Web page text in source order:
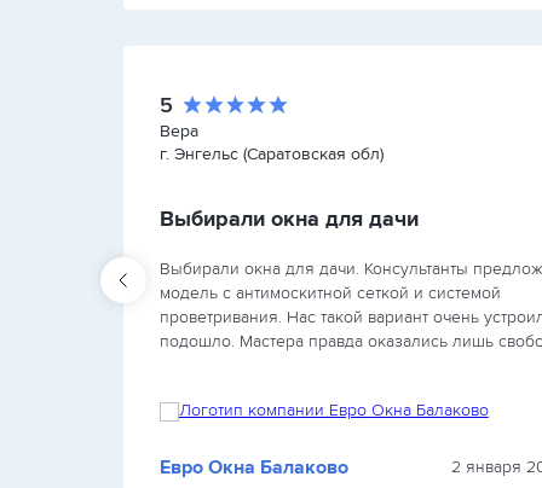
5
Вера
г. Энгельс (Саратовская обл)
Выбирали окна для дачи
Выбирали окна для дачи. Консультанты
модель с антимоскитной сеткой и системой
проветривания. Нас такой вариант очень
подошло. Мастера правда оказались лишь
Евро Окна Балаково 2 января